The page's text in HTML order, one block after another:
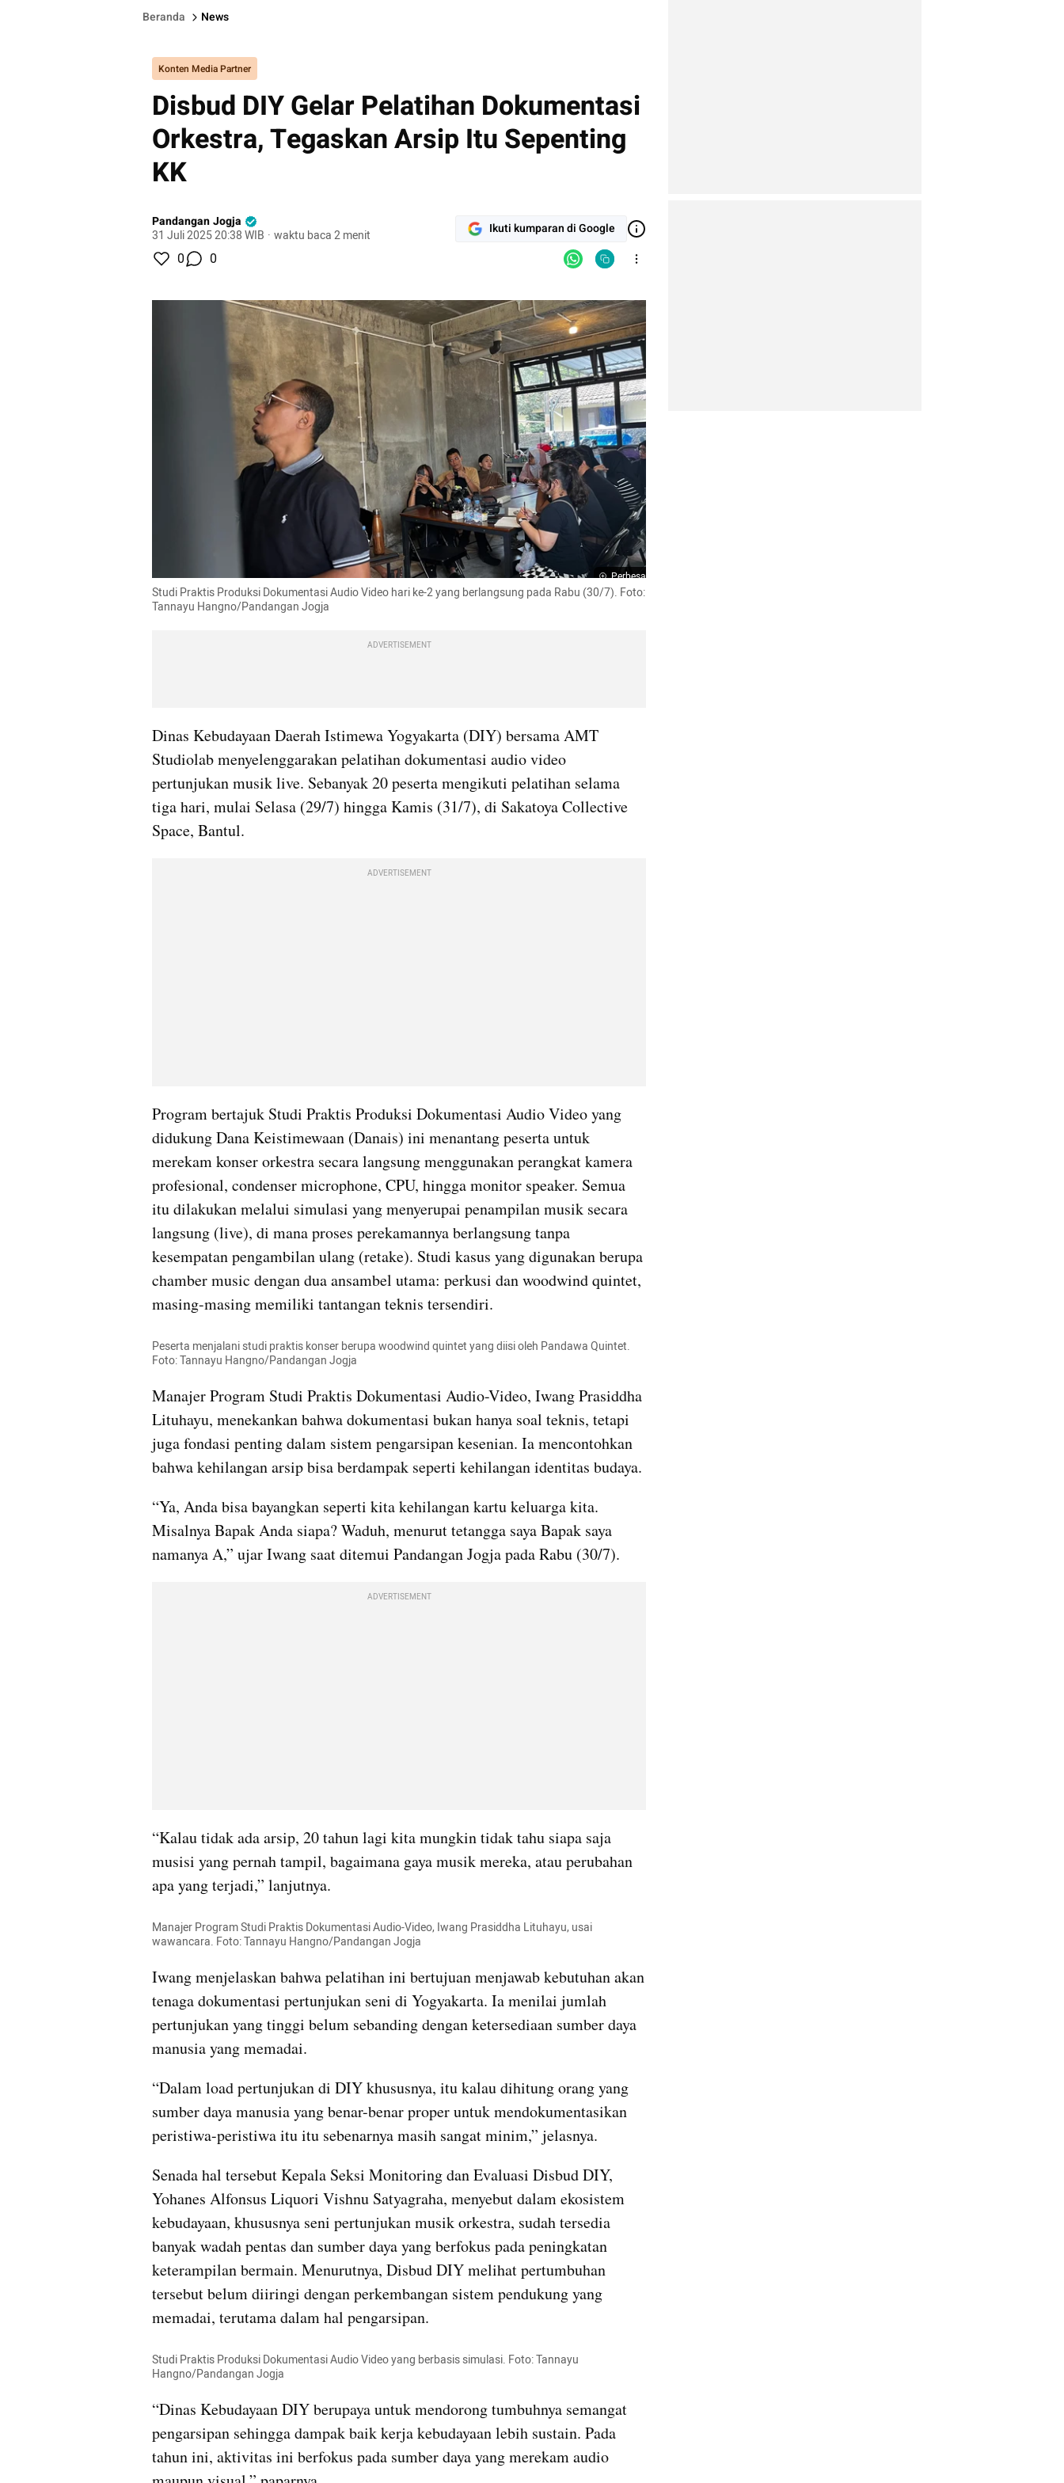
Beranda News
Konten Media Partner
Disbud DIY Gelar Pelatihan Dokumentasi
Orkestra, Tegaskan Arsip Itu Sepenting
KK
Pandangan Jogja
31 Juli 2025 20:38 WIB · waktu baca 2 menit Ikuti kumparan di Google
0 0
Perbesar
Studi Praktis Produksi Dokumentasi Audio Video hari ke-2 yang berlangsung pada Rabu (30/7). Foto:
Tannayu Hangno/Pandangan Jogja
ADVERTISEMENT
Dinas Kebudayaan Daerah Istimewa Yogyakarta (DIY) bersama AMT
Studiolab menyelenggarakan pelatihan dokumentasi audio video
pertunjukan musik live. Sebanyak 20 peserta mengikuti pelatihan selama
tiga hari, mulai Selasa (29/7) hingga Kamis (31/7), di Sakatoya Collective
Space, Bantul.
ADVERTISEMENT
Program bertajuk Studi Praktis Produksi Dokumentasi Audio Video yang
didukung Dana Keistimewaan (Danais) ini menantang peserta untuk
merekam konser orkestra secara langsung menggunakan perangkat kamera
profesional, condenser microphone, CPU, hingga monitor speaker. Semua
itu dilakukan melalui simulasi yang menyerupai penampilan musik secara
langsung (live), di mana proses perekamannya berlangsung tanpa
kesempatan pengambilan ulang (retake). Studi kasus yang digunakan berupa
chamber music dengan dua ansambel utama: perkusi dan woodwind quintet,
masing-masing memiliki tantangan teknis tersendiri.
Peserta menjalani studi praktis konser berupa woodwind quintet yang diisi oleh Pandawa Quintet.
Foto: Tannayu Hangno/Pandangan Jogja
Manajer Program Studi Praktis Dokumentasi Audio-Video, Iwang Prasiddha
Lituhayu, menekankan bahwa dokumentasi bukan hanya soal teknis, tetapi
juga fondasi penting dalam sistem pengarsipan kesenian. Ia mencontohkan
bahwa kehilangan arsip bisa berdampak seperti kehilangan identitas budaya.
“Ya, Anda bisa bayangkan seperti kita kehilangan kartu keluarga kita.
Misalnya Bapak Anda siapa? Waduh, menurut tetangga saya Bapak saya
namanya A,” ujar Iwang saat ditemui Pandangan Jogja pada Rabu (30/7).
ADVERTISEMENT
“Kalau tidak ada arsip, 20 tahun lagi kita mungkin tidak tahu siapa saja
musisi yang pernah tampil, bagaimana gaya musik mereka, atau perubahan
apa yang terjadi,” lanjutnya.
Manajer Program Studi Praktis Dokumentasi Audio-Video, Iwang Prasiddha Lituhayu, usai
wawancara. Foto: Tannayu Hangno/Pandangan Jogja
Iwang menjelaskan bahwa pelatihan ini bertujuan menjawab kebutuhan akan
tenaga dokumentasi pertunjukan seni di Yogyakarta. Ia menilai jumlah
pertunjukan yang tinggi belum sebanding dengan ketersediaan sumber daya
manusia yang memadai.
“Dalam load pertunjukan di DIY khususnya, itu kalau dihitung orang yang
sumber daya manusia yang benar-benar proper untuk mendokumentasikan
peristiwa-peristiwa itu itu sebenarnya masih sangat minim,” jelasnya.
Senada hal tersebut Kepala Seksi Monitoring dan Evaluasi Disbud DIY,
Yohanes Alfonsus Liquori Vishnu Satyagraha, menyebut dalam ekosistem
kebudayaan, khususnya seni pertunjukan musik orkestra, sudah tersedia
banyak wadah pentas dan sumber daya yang berfokus pada peningkatan
keterampilan bermain. Menurutnya, Disbud DIY melihat pertumbuhan
tersebut belum diiringi dengan perkembangan sistem pendukung yang
memadai, terutama dalam hal pengarsipan.
Studi Praktis Produksi Dokumentasi Audio Video yang berbasis simulasi. Foto: Tannayu
Hangno/Pandangan Jogja
“Dinas Kebudayaan DIY berupaya untuk mendorong tumbuhnya semangat
pengarsipan sehingga dampak baik kerja kebudayaan lebih sustain. Pada
tahun ini, aktivitas ini berfokus pada sumber daya yang merekam audio